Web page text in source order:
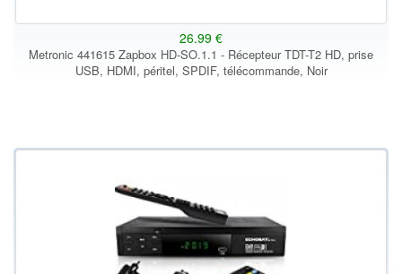
26.99 €
Metronic 441615 Zapbox HD-SO.1.1 - Récepteur TDT-T2 HD, prise
USB, HDMI, péritel, SPDIF, télécommande, Noir